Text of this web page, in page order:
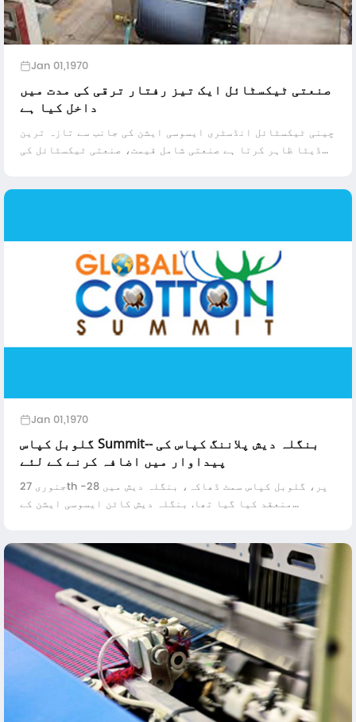
Jan 01,1970
صنعتی ٹیکسٹائل ایک تیز رفتار ترقی کی مدت میں
داخل کیا ہے
چینی ٹیکسٹائل انڈسٹری ایسوسی ایشن کی جانب سے تازہ ترین
ڈیٹا ظاہر کرتا ہے صنعتی شامل قیمت، صنعتی ٹیکسٹائل کی
Jan 01,1970
گلوبل کپاس Summit-- بنگلہ دیش پلاننگ کپاس کی
پیداوار میں اضافہ کرنے کے لئے
جنوری 27th -28 پر، گلوبل کپاس سمٹ ڈھاکہ، بنگلہ دیش میں
منعقد کیا گیا تھا. بنگلہ دیش کاٹن ایسوسی ایشن کے